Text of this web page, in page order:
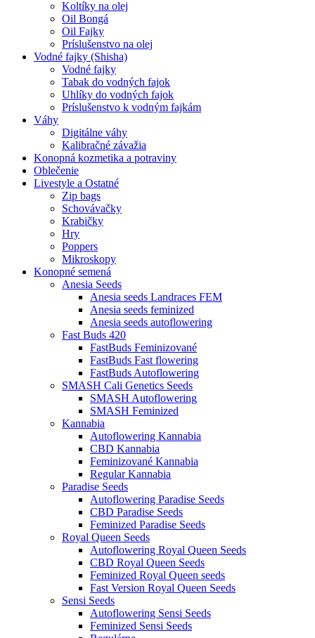
Koltíky na olej
Oil Bongá
Oil Fajky
Príslušenstvo na olej
Vodné fajky (Shisha)
Vodné fajky
Tabak do vodných fajok
Uhlíky do vodných fajok
Príslušenstvo k vodným fajkám
Váhy
Digitálne váhy
Kalibračné závažia
Konopná kozmetika a potraviny
Oblečenie
Livestyle a Ostatné
Zip bags
Schovávačky
Krabičky
Hry
Poppers
Mikroskopy
Konopné semená
Anesia Seeds
Anesia seeds Landraces FEM
Anesia seeds feminized
Anesia seeds autoflowering
Fast Buds 420
FastBuds Feminizované
FastBuds Fast flowering
FastBuds Autoflowering
SMASH Cali Genetics Seeds
SMASH Autoflowering
SMASH Feminized
Kannabia
Autoflowering Kannabia
CBD Kannabia
Feminizované Kannabia
Regular Kannabia
Paradise Seeds
Autoflowering Paradise Seeds
CBD Paradise Seeds
Feminized Paradise Seeds
Royal Queen Seeds
Autoflowering Royal Queen Seeds
CBD Royal Queen Seeds
Feminized Royal Queen seeds
Fast Version Royal Queen Seeds
Sensi Seeds
Autoflowering Sensi Seeds
Feminized Sensi Seeds